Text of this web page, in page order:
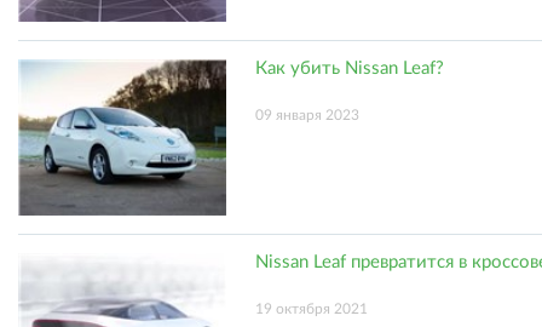
Как убить Nissan Leaf?
09 января 2023
Nissan Leaf превратится в
19 октября 2021